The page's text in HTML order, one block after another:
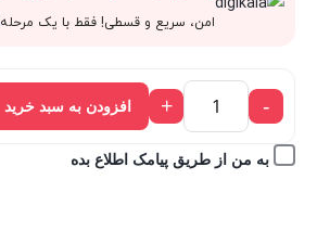
815,000 تومان
بود.
قیمت
فعلی:
733,500 تومان.
امن، سریع و قسطی! فقط با یک مرحله
-
+ افزودن به سبد خرید
به من از طریق پیامک اطلاع بده